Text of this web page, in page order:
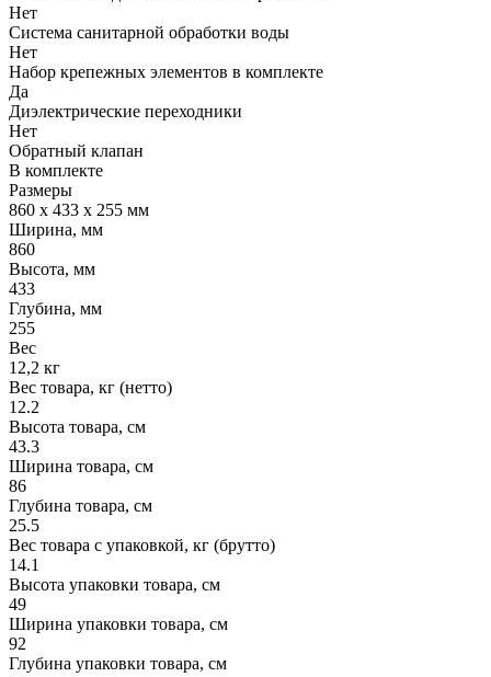
Нет
Система санитарной обработки воды
Нет
Набор крепежных элементов в комплекте
Да
Диэлектрические переходники
Нет
Обратный клапан
В комплекте
Размеры
860 х 433 х 255 мм
Ширина, мм
860
Высота, мм
433
Глубина, мм
255
Вес
12,2 кг
Вес товара, кг (нетто)
12.2
Высота товара, см
43.3
Ширина товара, см
86
Глубина товара, см
25.5
Вес товара с упаковкой, кг (брутто)
14.1
Высота упаковки товара, см
49
Ширина упаковки товара, см
92
Глубина упаковки товара, см